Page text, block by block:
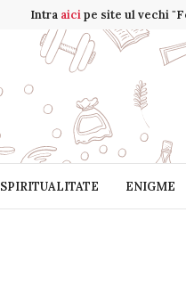
Intra aicipe site ul vechi
SPIRITUALITATE ENIGME